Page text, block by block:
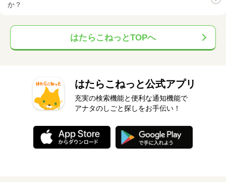
か？
はたらこねっとTOPへ
はたらこねっと公式アプリ
充実の検索機能と便利な通知機能で
アナタのしごと探しをお手伝い！